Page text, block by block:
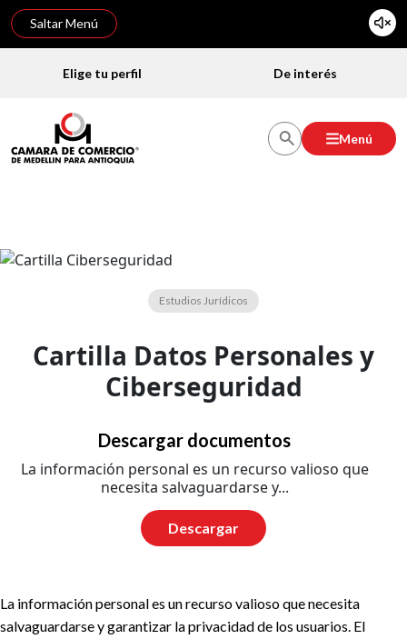
Saltar Menú
Elige tu perfil De interés
Menú
Estudios Jurídicos
Cartilla Datos Personales y
Ciberseguridad
Descargar documentos
La información personal es un recurso valioso que
necesita salvaguardarse y...
Descargar
La información personal es un recurso valioso que necesita
salvaguardarse y garantizar la privacidad de los usuarios. El